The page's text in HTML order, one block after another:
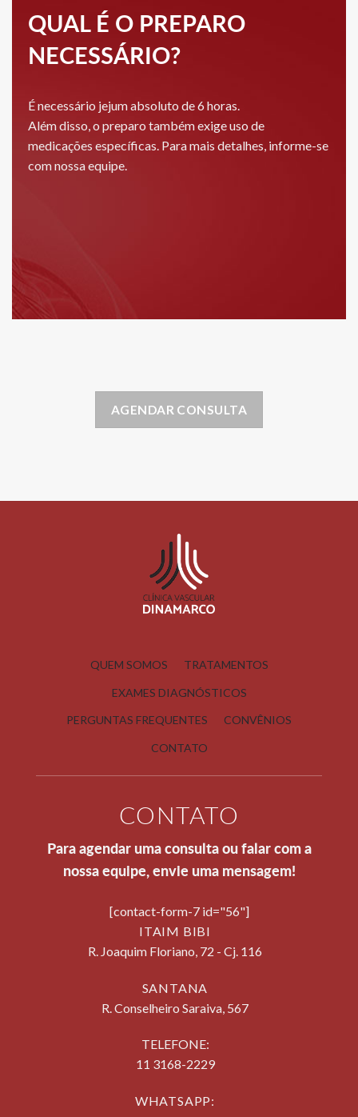
QUAL É O PREPARO
NECESSÁRIO?
É necessário jejum absoluto de 6 horas.
Além disso, o preparo também exige uso de
medicações específicas. Para mais detalhes, informe-se
com nossa equipe.
AGENDAR CONSULTA
QUEM SOMOS TRATAMENTOS
EXAMES DIAGNÓSTICOS
PERGUNTAS FREQUENTES CONVÊNIOS
CONTATO
CONTATO
Para agendar uma consulta ou falar com a
nossa equipe, envie uma mensagem!
[contact-form-7 id="56"]
ITAIM BIBI
R. Joaquim Floriano, 72 - Cj. 116
SANTANA
R. Conselheiro Saraiva, 567
TELEFONE:
11 3168-2229
WHATSAPP: